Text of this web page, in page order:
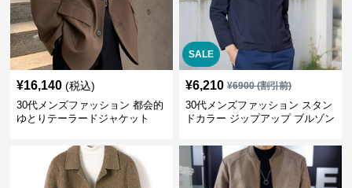
¥16,140 (税込)
30代メンズファッション 都会的
ゆとりテーラードジャケット
SALE
¥6,210 ¥6900(割引前)
30代メンズファッション スタン
ドカラー ジップアップ ブルゾン